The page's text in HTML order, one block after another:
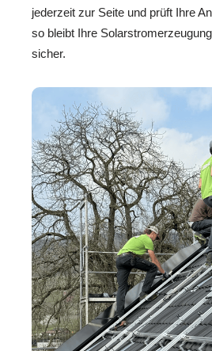
jederzeit zur Seite und prüft Ihre
so bleibt Ihre
sicher.